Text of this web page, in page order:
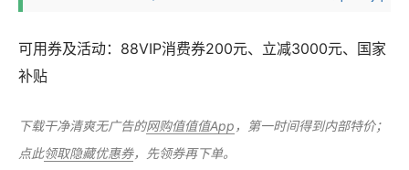
可用券及活动：88VIP消费券200元、立减3000元、国家
补贴
下载干净清爽无广告的网购值值值App ，第一时间得到内部特价；
点此领取隐藏优惠券，先领券再下单。